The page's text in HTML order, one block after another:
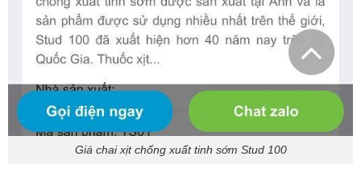
Giá chai xịt chống xuất tinh sớm Stud 100